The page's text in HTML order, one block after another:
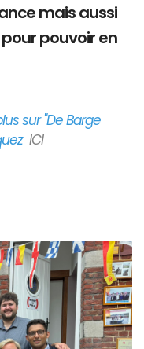
mais aussi
pouvoir en
sur "De Barge
ICI